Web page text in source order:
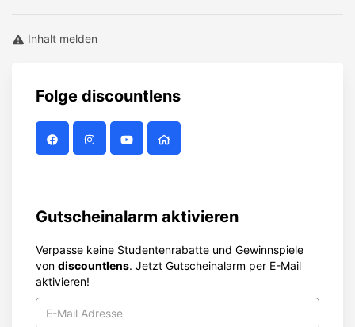
Inhalt melden
Folge discountlens
Gutscheinalarm aktivieren
Verpasse keine Studentenrabatte und Gewinnspiele
von discountlens. Jetzt Gutscheinalarm per E-Mail
aktivieren!